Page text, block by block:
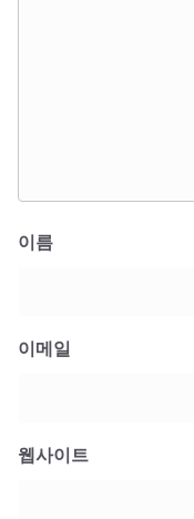
이름
이메일
웹사이트